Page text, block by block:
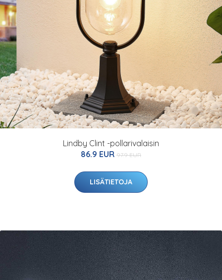
Lindby Clint -pollarivalaisin
86.9 EUR 97.9 EUR
LISÄTIETOJA